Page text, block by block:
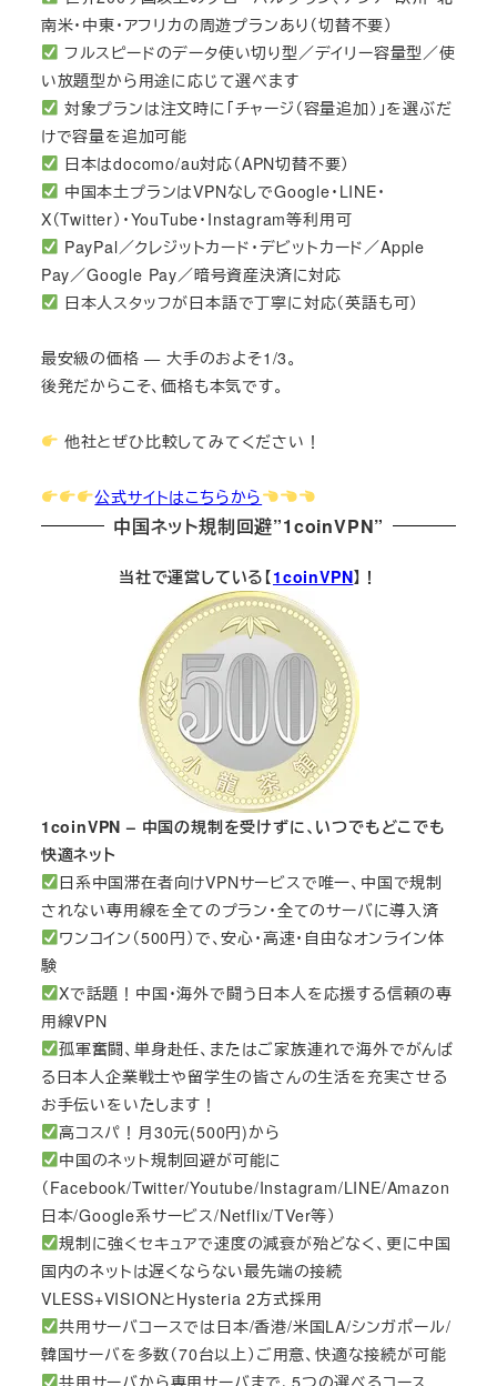
南米・中東・アフリカの周遊プランあり（切替不要）
フルスピードのデータ使い切り型／デイリー容量型／使
い放題型から用途に応じて選べます
対象プランは注文時に「チャージ（容量追加）」を選ぶだ
けで容量を追加可能
日本はdocomo/au対応（APN切替不要）
中国本土プランはVPNなしでGoogle・LINE・
X（Twitter）・YouTube・Instagram等利用可
PayPal／クレジットカード・デビットカード／Apple
Pay／Google Pay／暗号資産決済に対応
日本人スタッフが日本語で丁寧に対応（英語も可）
最安級の価格 — 大手のおよそ1/3。
後発だからこそ、価格も本気です。
他社とぜひ比較してみてください！
公式サイトはこちらから
中国ネット規制回避”1coinVPN”
当社で運営している【1coinVPN】！
1coinVPN – 中国の規制を受けずに、いつでもどこでも
快適ネット
日系中国滞在者向けVPNサービスで唯一、中国で規制
されない専用線を全てのプラン・全てのサーバに導入済
ワンコイン（500円）で、安心・高速・自由なオンライン体
験
Xで話題！中国・海外で闘う日本人を応援する信頼の専
用線VPN
孤軍奮闘、単身赴任、またはご家族連れで海外でがんば
る日本人企業戦士や留学生の皆さんの生活を充実させる
お手伝いをいたします！
高コスパ！月30元(500円)から
中国のネット規制回避が可能に
（Facebook/Twitter/Youtube/Instagram/LINE/Amazon
日本/Google系サービス/Netflix/TVer等）
規制に強くセキュアで速度の減衰が殆どなく、更に中国
国内のネットは遅くならない最先端の接続
VLESS+VISIONとHysteria 2方式採用
共用サーバコースでは日本/香港/米国LA/シンガポール/
韓国サーバを多数（70台以上）ご用意、快適な接続が可能
共用サーバから専用サーバまで、5つの選べるコース